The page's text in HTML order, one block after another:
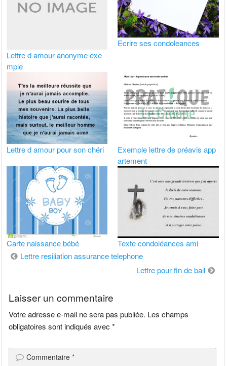
Lettre d amour anonyme exe
mple
Ecrire ses condoleances
Lettre d amour pour son chéri
Exemple lettre de préavis app
artement
Carte naissance bébé Texte condoléances ami
Navigation
Lettre resiliation assurance telephone
Lettre pour fin de bail
Laisser un commentaire
Votre adresse e-mail ne sera pas publiée. Les champs
obligatoires sont indiqués avec*
Commentaire*